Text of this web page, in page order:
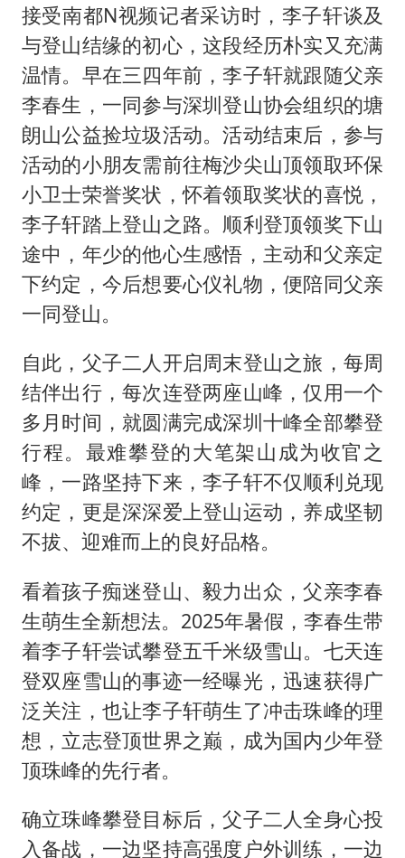
接受南都N视频记者采访时，李子轩谈及
与登山结缘的初心，这段经历朴实又充满
温情。早在三四年前，李子轩就跟随父亲
李春生，一同参与深圳登山协会组织的塘
朗山公益捡垃圾活动。活动结束后，参与
活动的小朋友需前往梅沙尖山顶领取环保
小卫士荣誉奖状，怀着领取奖状的喜悦，
李子轩踏上登山之路。顺利登顶领奖下山
途中，年少的他心生感悟，主动和父亲定
下约定，今后想要心仪礼物，便陪同父亲
一同登山。
自此，父子二人开启周末登山之旅，每周
结伴出行，每次连登两座山峰，仅用一个
多月时间，就圆满完成深圳十峰全部攀登
行程。最难攀登的大笔架山成为收官之
峰，一路坚持下来，李子轩不仅顺利兑现
约定，更是深深爱上登山运动，养成坚韧
不拔、迎难而上的良好品格。
看着孩子痴迷登山、毅力出众，父亲李春
生萌生全新想法。2025年暑假，李春生带
着李子轩尝试攀登五千米级雪山。七天连
登双座雪山的事迹一经曝光，迅速获得广
泛关注，也让李子轩萌生了冲击珠峰的理
想，立志登顶世界之巅，成为国内少年登
顶珠峰的先行者。
确立珠峰攀登目标后，父子二人全身心投
入备战，一边坚持高强度户外训练，一边